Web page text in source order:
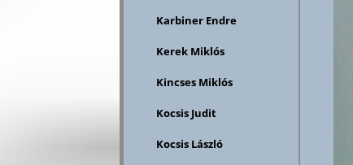
Karbiner Endre
Kerek Miklós
Kincses Miklós
Kocsis Judit
Kocsis László